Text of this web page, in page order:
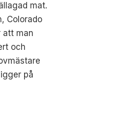
mat.
Colorado
att man
och
på